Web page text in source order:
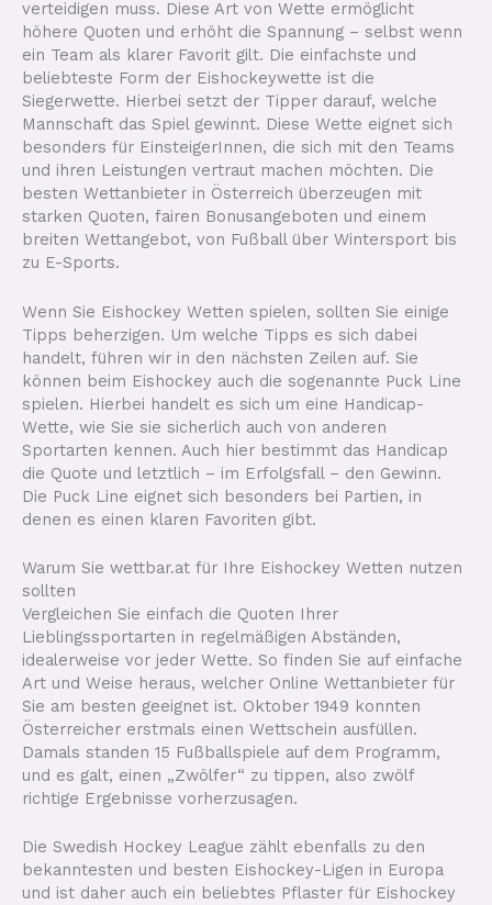
verteidigen muss. Diese Art von Wette ermöglicht
höhere Quoten und erhöht die Spannung – selbst wenn
ein Team als klarer Favorit gilt. Die einfachste und
beliebteste Form der Eishockeywette ist die
Siegerwette. Hierbei setzt der Tipper darauf, welche
Mannschaft das Spiel gewinnt. Diese Wette eignet sich
besonders für EinsteigerInnen, die sich mit den Teams
und ihren Leistungen vertraut machen möchten. Die
besten Wettanbieter in Österreich überzeugen mit
starken Quoten, fairen Bonusangeboten und einem
breiten Wettangebot, von Fußball über Wintersport bis
zu E-Sports.
Wenn Sie Eishockey Wetten spielen, sollten Sie einige
Tipps beherzigen. Um welche Tipps es sich dabei
handelt, führen wir in den nächsten Zeilen auf. Sie
können beim Eishockey auch die sogenannte Puck Line
spielen. Hierbei handelt es sich um eine Handicap-
Wette, wie Sie sie sicherlich auch von anderen
Sportarten kennen. Auch hier bestimmt das Handicap
die Quote und letztlich – im Erfolgsfall – den Gewinn.
Die Puck Line eignet sich besonders bei Partien, in
denen es einen klaren Favoriten gibt.
Warum Sie wettbar.at für Ihre Eishockey Wetten nutzen
sollten
Vergleichen Sie einfach die Quoten Ihrer
Lieblingssportarten in regelmäßigen Abständen,
idealerweise vor jeder Wette. So finden Sie auf einfache
Art und Weise heraus, welcher Online Wettanbieter für
Sie am besten geeignet ist. Oktober 1949 konnten
Österreicher erstmals einen Wettschein ausfüllen.
Damals standen 15 Fußballspiele auf dem Programm,
und es galt, einen „Zwölfer“ zu tippen, also zwölf
richtige Ergebnisse vorherzusagen.
Die Swedish Hockey League zählt ebenfalls zu den
bekanntesten und besten Eishockey-Ligen in Europa
und ist daher auch ein beliebtes Pflaster für Eishockey